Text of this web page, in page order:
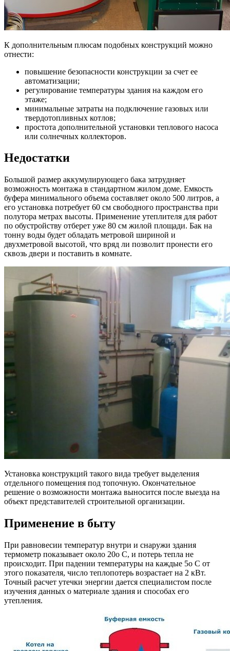
К дополнительным плюсам подобных конструкций можно
отнести:
повышение безопасности конструкции за счет ее
автоматизации;
регулирование температуры здания на каждом его
этаже;
минимальные затраты на подключение газовых или
твердотопливных котлов;
простота дополнительной установки теплового насоса
или солнечных коллекторов.
Недостатки
Большой размер аккумулирующего бака затрудняет
возможность монтажа в стандартном жилом доме. Емкость
буфера минимального объема составляет около 500 литров, а
его установка потребует 60 см свободного пространства при
полутора метрах высоты. Применение утеплителя для работ
по обустройству отберет уже 80 см жилой площади. Бак на
тонну воды будет обладать метровой шириной и
двухметровой высотой, что вряд ли позволит пронести его
сквозь двери и поставить в комнате.
Установка конструкций такого вида требует выделения
отдельного помещения под топочную. Окончательное
решение о возможности монтажа выносится после выезда на
объект представителей строительной организации.
Применение в быту
При равновесии температур внутри и снаружи здания
термометр показывает около 20о С, и потерь тепла не
происходит. При падении температуры на каждые 5о С от
этого показателя, число теплопотерь возрастает на 2 кВт.
Точный расчет утечки энергии дается специалистом после
изучения данных о материале здания и способах его
утепления.